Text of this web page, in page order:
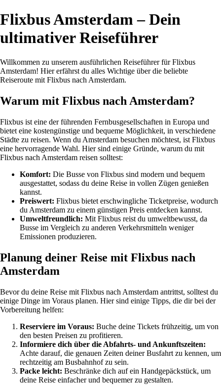
Flixbus Amsterdam – Dein
ultimativer Reiseführer
Willkommen zu unserem ausführlichen Reiseführer für Flixbus
Amsterdam! Hier erfährst du alles Wichtige über die beliebte
Reiseroute mit Flixbus nach Amsterdam.
Warum mit Flixbus nach Amsterdam?
Flixbus ist eine der führenden Fernbusgesellschaften in Europa und
bietet eine kostengünstige und bequeme Möglichkeit, in verschiedene
Städte zu reisen. Wenn du Amsterdam besuchen möchtest, ist Flixbus
eine hervorragende Wahl. Hier sind einige Gründe, warum du mit
Flixbus nach Amsterdam reisen solltest:
Komfort: Die Busse von Flixbus sind modern und bequem
ausgestattet, sodass du deine Reise in vollen Zügen genießen
kannst.
Preiswert: Flixbus bietet erschwingliche Ticketpreise, wodurch
du Amsterdam zu einem günstigen Preis entdecken kannst.
Umweltfreundlich: Mit Flixbus reist du umweltbewusst, da
Busse im Vergleich zu anderen Verkehrsmitteln weniger
Emissionen produzieren.
Planung deiner Reise mit Flixbus nach
Amsterdam
Bevor du deine Reise mit Flixbus nach Amsterdam antrittst, solltest du
einige Dinge im Voraus planen. Hier sind einige Tipps, die dir bei der
Vorbereitung helfen:
Reserviere im Voraus: Buche deine Tickets frühzeitig, um von
den besten Preisen zu profitieren.
Informiere dich über die Abfahrts- und Ankunftszeiten:
Achte darauf, die genauen Zeiten deiner Busfahrt zu kennen, um
rechtzeitig am Busbahnhof zu sein.
Packe leicht: Beschränke dich auf ein Handgepäckstück, um
deine Reise einfacher und bequemer zu gestalten.